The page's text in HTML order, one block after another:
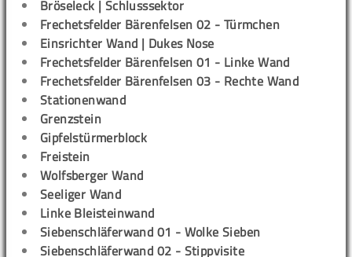
Bröseleck | Schlusssektor
Frechetsfelder Bärenfelsen 02 - Türmchen
Einsrichter Wand | Dukes Nose
Frechetsfelder Bärenfelsen 01 - Linke Wand
Frechetsfelder Bärenfelsen 03 - Rechte Wand
Stationenwand
Grenzstein
Gipfelstürmerblock
Freistein
Wolfsberger Wand
Seeliger Wand
Linke Bleisteinwand
Siebenschläferwand 01 - Wolke Sieben
Siebenschläferwand 02 - Stippvisite